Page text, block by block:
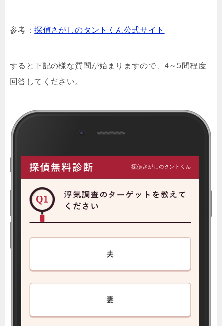
参考：探偵さがしのタントくん公式サイト
すると下記の様な質問が始まりますので、4～5問程度
回答してください。